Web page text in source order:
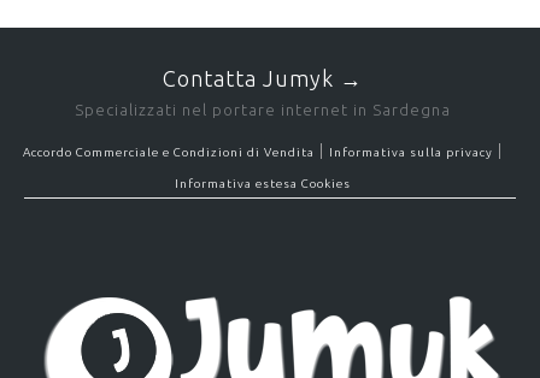
Contatta Jumyk →
Specializzati nel portare internet in Sardegna
Accordo Commerciale e Condizioni di Vendita Informativa sulla privacy
Informativa estesa Cookies